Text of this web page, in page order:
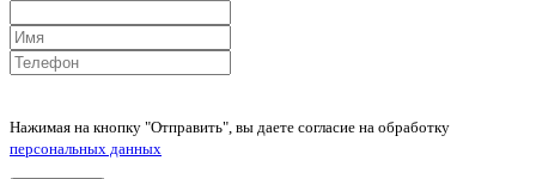
Нажимая на кнопку "Отправить", вы даете согласие на обработку
персональных данных